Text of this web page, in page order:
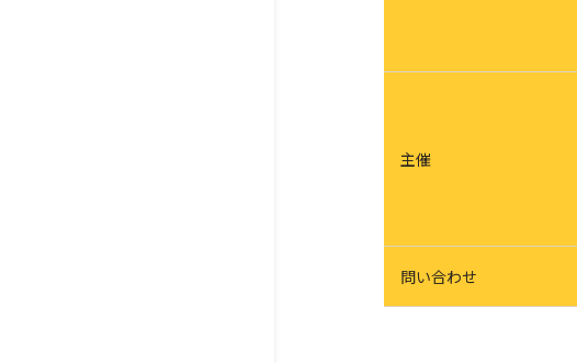
主催
問い合わせ